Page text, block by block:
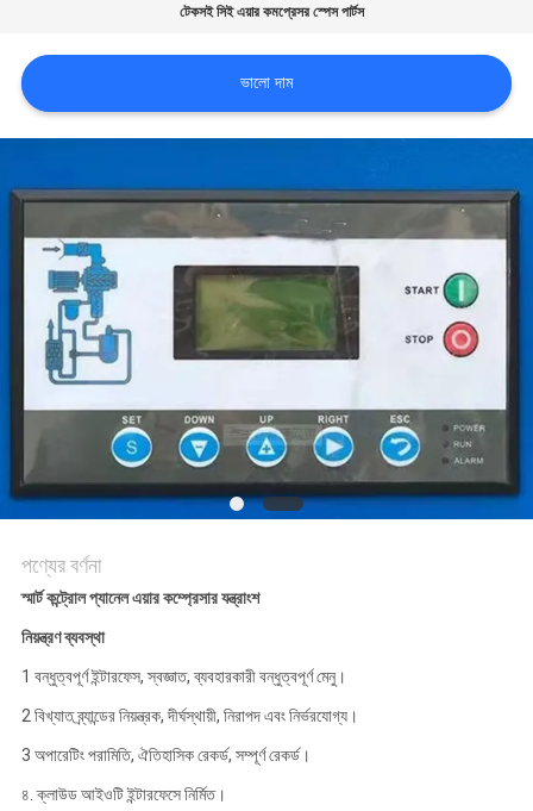
খবর
ম্যাপ
PRIVACY
POLICY
টেকসই সিই এয়ার কমপ্রেসর স্পেস পার্টস
ভালো দাম
পণ্যের বর্ণনা
স্মার্ট কন্ট্রোল প্যানেল এয়ার কম্প্রেসার যন্ত্রাংশ
নিয়ন্ত্রণ ব্যবস্থা
1 বন্ধুত্বপূর্ণ ইন্টারফেস, স্বজ্ঞাত, ব্যবহারকারী বন্ধুত্বপূর্ণ মেনু।
2 বিখ্যাত ব্র্যান্ডের নিয়ন্ত্রক, দীর্ঘস্থায়ী, নিরাপদ এবং নির্ভরযোগ্য।
3 অপারেটিং পরামিতি, ঐতিহাসিক রেকর্ড, সম্পূর্ণ রেকর্ড।
৪. ক্লাউড আইওটি ইন্টারফেসে নির্মিত।